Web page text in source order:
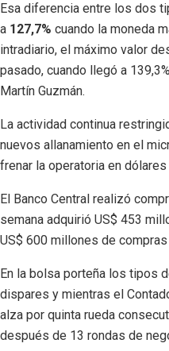
Esa diferencia entre los dos
a 127,7% cuando la moneda
intradiario, el máximo valor
pasado, cuando llegó a
Martín Guzmán.
La actividad continua
nuevos allanamiento en el
frenar la operatoria en
El Banco Central realizó
semana adquirió US$ 453
US$ 600 millones de compras
En la bolsa porteña los tipos
dispares y mientras el
alza por quinta rueda
después de 13 rondas de